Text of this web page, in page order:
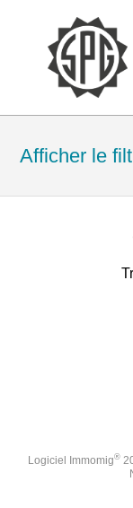
Afficher le
Logiciel Immomig®